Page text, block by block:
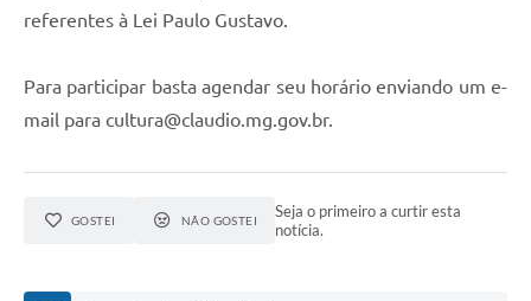
referentes à Lei Paulo Gustavo.
Para participar basta agendar seu horário enviando um e-
mail para cultura@claudio.mg.gov.br.
GOSTEI NÃO GOSTEI
Seja o primeiro a curtir esta
notícia.